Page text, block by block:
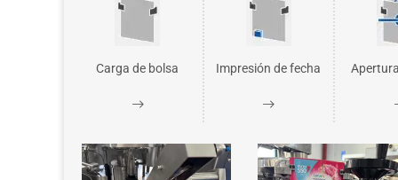
Carga de bolsa Impresión de fecha